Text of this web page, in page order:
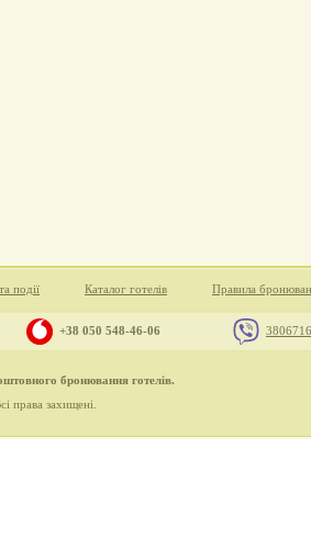
події Каталог готелів Правила
+38 050 548-46-06
бронювання готелів.
права захищені.